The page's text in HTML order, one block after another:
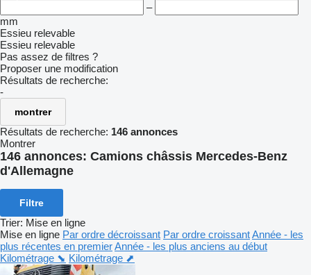
–
mm
Essieu relevable
Essieu relevable
Pas assez de filtres ?
Proposer une modification
Résultats de recherche:
-
montrer
Résultats de recherche: 146 annonces
Montrer
146 annonces: Camions châssis Mercedes-Benz
d'Allemagne
Filtre
Trier: Mise en ligne
Mise en ligne Par ordre décroissant Par ordre croissantAnnée - les
plus récentes en premierAnnée - les plus anciens au début
Kilométrage ⬊ Kilométrage ⬈